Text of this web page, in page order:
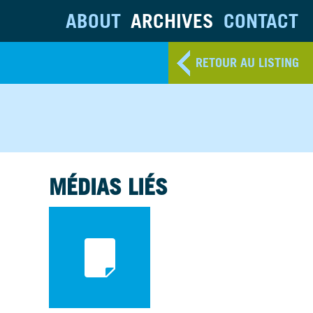
ABOUT ARCHIVES CONTACT
RETOUR AU LISTING
MÉDIAS LIÉS